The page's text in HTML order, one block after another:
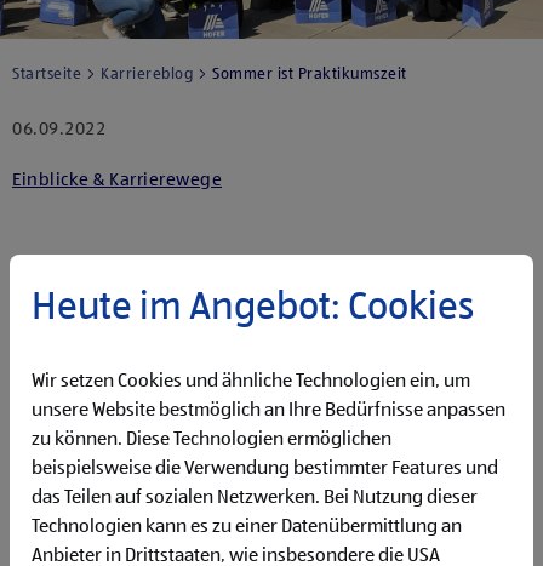
Startseite Karriereblog Sommer ist Praktikumszeit
06.09.2022
Einblicke & Karrierewege
Die ersten Schritte in das Berufsleben haben auch dieses Jahr,
verschiedensten Abteilungen bei HOFER absolviert. Unser Ziel
als verlässlicher Arbeitgeber ist es, möglichst viele
Erfahrungen und neuen Kenntnissen im Gepäck, erhielten
alle Praktikantinnen und Praktikanten eine HOFER Goodie
Bag gefüllt mit Pesto, Nudeln, Keksen, Schreibunterlagen
und einem Zertifikat als Zeichen der Dankbarkeit. Nach der
Ausgabe der Goodie Bags in der Begegnungszone des
Heute im Angebot: Cookies
Wir setzen Cookies und ähnliche Technologien ein, um
unsere Website bestmöglich an Ihre Bedürfnisse anpassen
zu können. Diese Technologien ermöglichen
beispielsweise die Verwendung bestimmter Features und
das Teilen auf sozialen Netzwerken. Bei Nutzung dieser
Technologien kann es zu einer Datenübermittlung an
Anbieter in Drittstaaten, wie insbesondere die USA